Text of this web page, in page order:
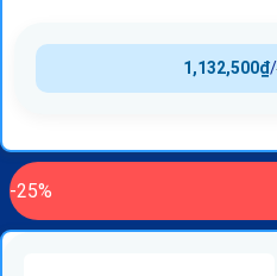
/
1,132,500₫
-25%